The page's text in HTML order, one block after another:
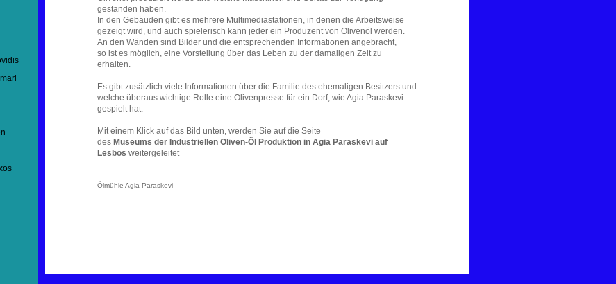
gestanden haben.
In den Gebäuden gibt es mehrere Multimediastationen, in denen die Arbeitsweise
gezeigt wird, und auch spielerisch kann jeder ein Produzent von Olivenöl werden.
An den Wänden sind Bilder und die entsprechenden Informationen angebracht,
so ist es möglich, eine Vorstellung über das Leben zu der damaligen Zeit zu
erhalten.
Es gibt zusätzlich viele Informationen über die Familie des ehemaligen Besitzers und
welche überaus wichtige Rolle eine Olivenpresse für ein Dorf, wie Agia Paraskevi
gespielt hat.
Mit einem Klick auf das Bild unten, werden Sie auf die Seite
des Museums der Industriellen Oliven-Öl Produktion in Agia Paraskevi auf
Lesbos weitergeleitet
Ölmühle Agia Paraskevi